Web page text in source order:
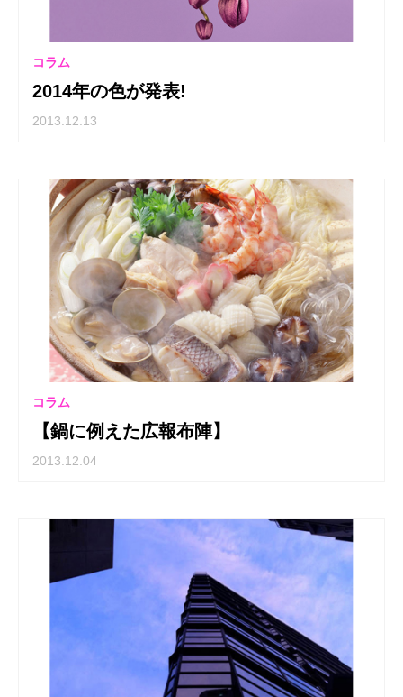
コラム
2014年の色が発表!
2013.12.13
コラム
【鍋に例えた広報布陣】
2013.12.04